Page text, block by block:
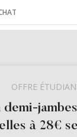
OFFRE
demi-
à 28€